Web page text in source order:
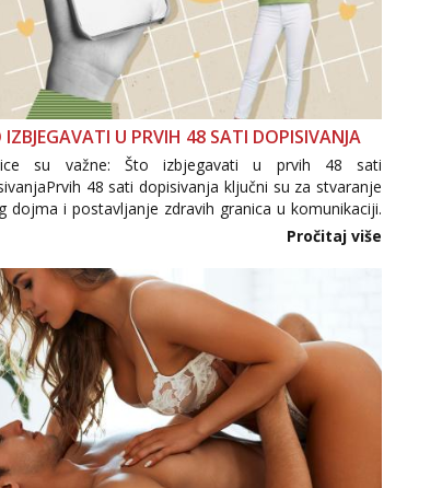
IZBJEGAVATI U PRVIH 48 SATI DOPISIVANJA
su važne: Što izbjegavati u prvih 48 sati
48 sati dopisivanja ključni su za stvaranje
dojma i postavljanje zdravih granica u komunikaciji.
je izbjeći prebrzo otkrivanje osobnih ili intimnih
jer nepoznata osoba još nije zaslužila to
Takođe...
Pročitaj više